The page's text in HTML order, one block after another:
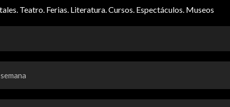
Teatro. Ferias. Literatura. Cursos. Espectáculos. Museos